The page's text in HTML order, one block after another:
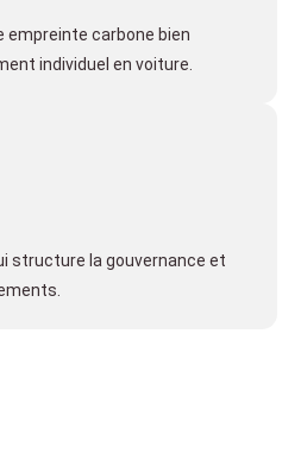
empreinte carbone bien
individuel en voiture.
structure la gouvernance et